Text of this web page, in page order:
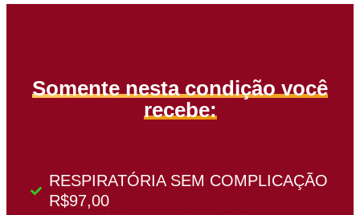
Somente nesta condição você
recebe:
RESPIRATÓRIA SEM COMPLICAÇÃO
R$97,00